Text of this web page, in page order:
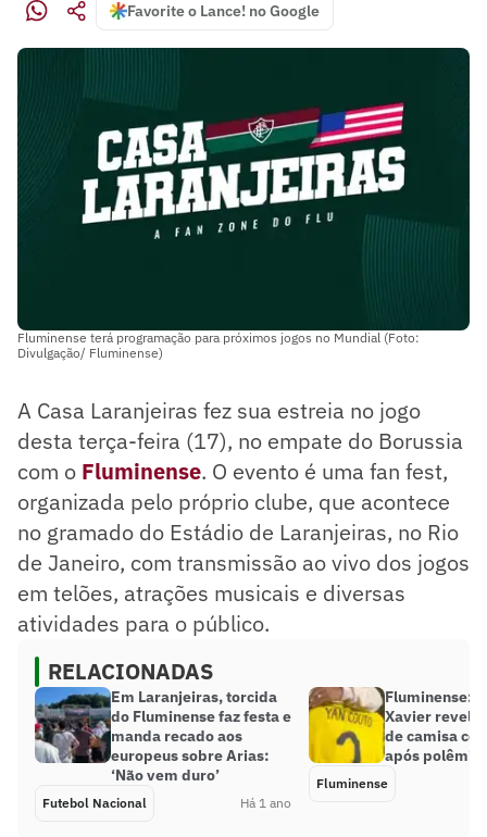
Favorite o Lance! no Google
Fluminense terá programação para próximos jogos no Mundial (Foto:
Divulgação/ Fluminense)
A Casa Laranjeiras fez sua estreia no jogo
desta terça-feira (17), no empate do Borussia
com o Fluminense. O evento é uma fan fest,
organizada pelo próprio clube, que acontece
no gramado do Estádio de Laranjeiras, no Rio
de Janeiro, com transmissão ao vivo dos jogos
em telões, atrações musicais e diversas
atividades para o público.
RELACIONADAS
Em Laranjeiras, torcida
do Fluminense faz festa e
manda recado aos
europeus sobre Arias:
‘Não vem duro’
Futebol Nacional Há 1 ano
Fluminense:
Xavier revela
de camisa
após
Fluminense